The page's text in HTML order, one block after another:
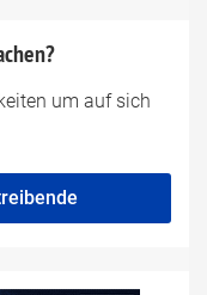
um auf sich